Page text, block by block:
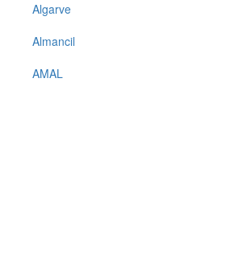
Algarve
Almancil
AMAL